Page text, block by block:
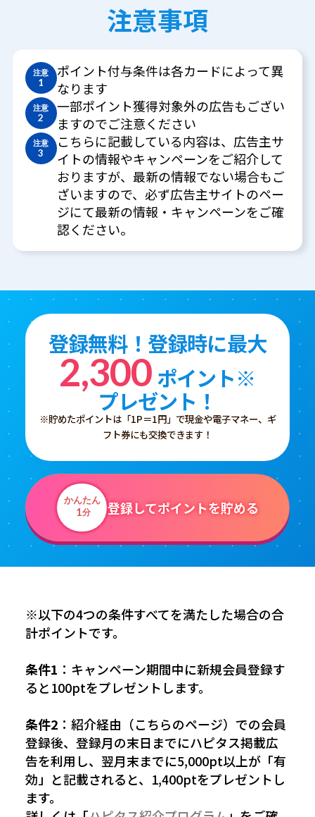
注意事項
注意
1
ポイント付与条件は各カードによって異
なります
注意
2
一部ポイント獲得対象外の広告もござい
ますのでご注意ください
注意
3
こちらに記載している内容は、広告主サ
イトの情報やキャンペーンをご紹介して
おりますが、最新の情報でない場合もご
ざいますので、必ず広告主サイトのペー
ジにて最新の情報・キャンペーンをご確
認ください。
登録無料！登録時に最大
2,300ポイント※
プレゼント！
※貯めたポイントは「1P＝1円」で現金や電子マネー、ギ
フト券にも交換できます！
かんたん
1分 登録してポイントを貯める
※以下の4つの条件すべてを満たした場合の合
計ポイントです。
条件1 ：キャンペーン期間中に新規会員登録す
ると100ptをプレゼントします。
条件2 ：紹介経由（こちらのページ）での会員
登録後、登録月の末日までにハピタス掲載広
告を利用し、翌月末までに5,000pt以上が「有
効」と記載されると、1,400ptをプレゼントし
ます。